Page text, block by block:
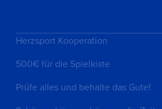
Herzsport Kooperation
500€ für die Spielkiste
Prüfe alles und behalte das Gute!